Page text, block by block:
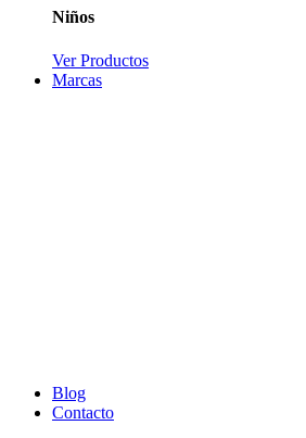
Niños
Ver Productos
Marcas
Blog
Contacto